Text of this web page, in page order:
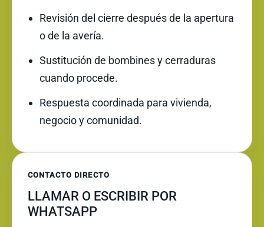
Revisión del cierre después de la apertura
o de la avería.
Sustitución de bombines y cerraduras
cuando procede.
Respuesta coordinada para vivienda,
negocio y comunidad.
CONTACTO DIRECTO
LLAMAR O ESCRIBIR POR
WHATSAPP